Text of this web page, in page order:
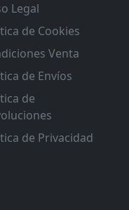
Legal
de Cookies
Venta
de Envíos
de
de Privacidad